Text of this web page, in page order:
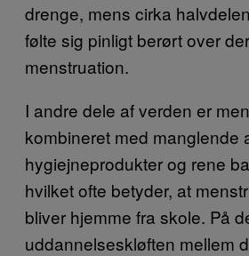
drenge, mens cirka
følte sig pinligt berørt over
menstruation.
I andre dele af verden er
kombineret med manglende
hygiejneprodukter og rene
hvilket ofte betyder, at
bliver hjemme fra skole. På
uddannelseskløften mellem